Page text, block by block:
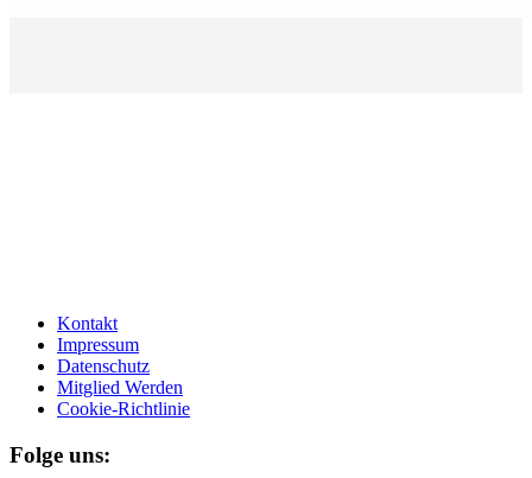
Kontakt
Impressum
Datenschutz
Mitglied Werden
Cookie-Richtlinie
Folge uns: